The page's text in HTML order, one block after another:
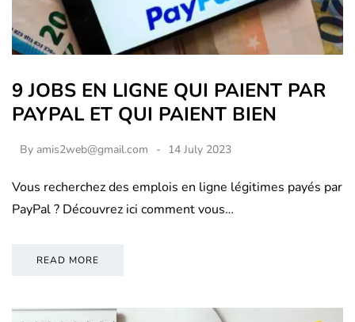
9 JOBS EN LIGNE QUI PAIENT PAR
PAYPAL ET QUI PAIENT BIEN
By amis2web@gmail.com 14 July 2023
Vous recherchez des emplois en ligne légitimes payés par
PayPal ? Découvrez ici comment vous…
READ MORE